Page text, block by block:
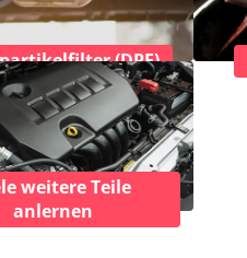
(DPF)
weitere Teile
anlernen